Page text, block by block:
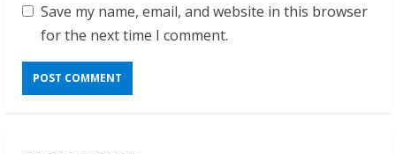
Save my name, email, and website in this browser
for the next time I comment.